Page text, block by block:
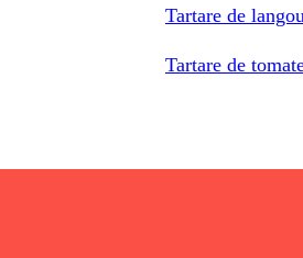
Tartare de
Tartare de